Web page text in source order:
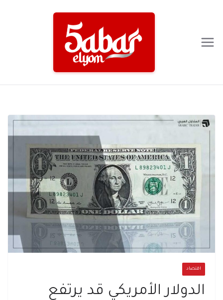
اقتصاد
الدولار الأمريكي قد يرتفع